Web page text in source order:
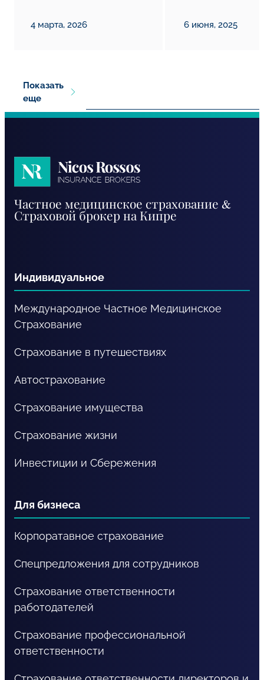
4 марта, 2026 6 июня, 2025
Показать
еще
Rossos
Частное медицинское страхование &
Страховой брокер на Кипре
Индивидуальное
Международное Частное Медицинское
Cтрахование
Страхование в путешествиях
Автострахование
Страхование имущества
Страхование жизни
Инвестиции и Сбережения
Для бизнеса
Корпоратавное страхование
Спецпредложения для сотрудников
Страхование ответственности
работодателей
Страхование профессиональной
ответственности